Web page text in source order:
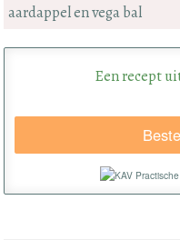
aardappel en vega bal
Een recept